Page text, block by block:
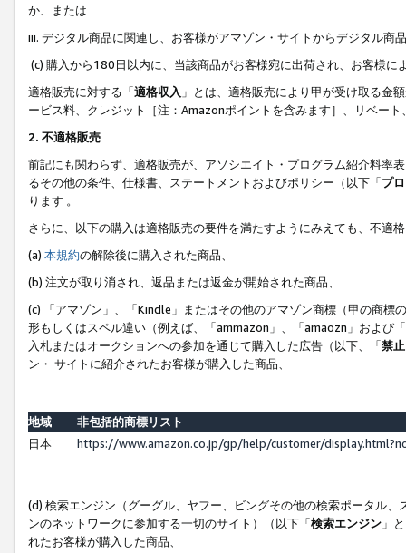
か、または
iii. デジタル商品に関連し、お客様がアマゾン・サイトからデジタル
(c) 購入から180日以内に、当該商品がお客様宛に出荷され、お客様
適格販売に対する「適格収入 」とは、適格販売により甲が受け取る金
ービス料、クレジット［注：Amazonポイントを含みます］、リベー
2. 不適格販売
前記にも関わらず、適格販売が、アソシエイト・プログラム紹介料率
るその他の条件、仕様書、ステートメントおよびポリシー（以下「プ
ります 。
さらに、以下の購入は適格販売の要件を満たすようにみえても、不適
(a) 本規約の解除後に購入された商品、
(b) 注文が取り消され、返品または返金が開始された商品、
(c) 「アマゾン」、「Kindle」またはその他のアマゾン商標（甲の商
形もしくはスペル違い（例えば、「ammazon」、「amaozn」および
入札またはオークションへの参加を通じて購入した広告（以下、「禁
ン・ サイトに紹介されたお客様が購入した商品、
地域
非包括的商標リスト
日本
https://www.amazon.co.jp/gp/help/customer/
(d) 検索エンジン（グーグル、ヤフー、ビングその他の検索ポータル
ンのネットワークに参加する一切のサイト）（以下「検索エンジン 」
れたお客様が購入した商品、